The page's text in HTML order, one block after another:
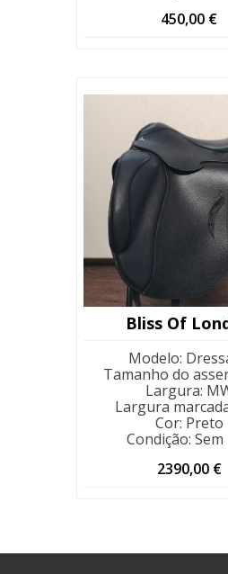
450,00 €
Bliss Of
Modelo:
Tamanho do
Largura:
Largura
Cor: Preto
Condição: Sem
2390,00 €